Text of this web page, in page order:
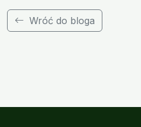
Wróć do bloga